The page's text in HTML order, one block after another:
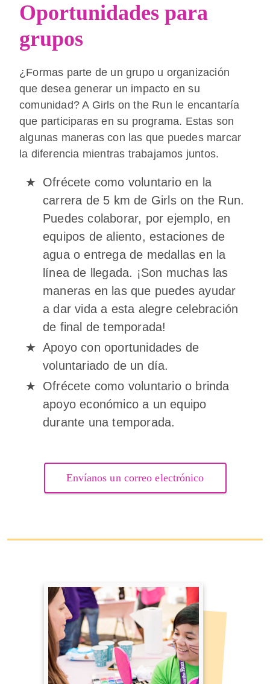
Oportunidades para
grupos
¿Formas parte de un grupo u organización
que desea generar un impacto en su
comunidad? A Girls on the Run le encantaría
que participaras en su programa. Estas son
algunas maneras con las que puedes marcar
la diferencia mientras trabajamos juntos.
Ofrécete como voluntario en la
carrera de 5 km de Girls on the Run.
Puedes colaborar, por ejemplo, en
equipos de aliento, estaciones de
agua o entrega de medallas en la
línea de llegada. ¡Son muchas las
maneras en las que puedes ayudar
a dar vida a esta alegre celebración
de final de temporada!
Apoyo con oportunidades de
voluntariado de un día.
Ofrécete como voluntario o brinda
apoyo económico a un equipo
durante una temporada.
Envíanos un correo electrónico